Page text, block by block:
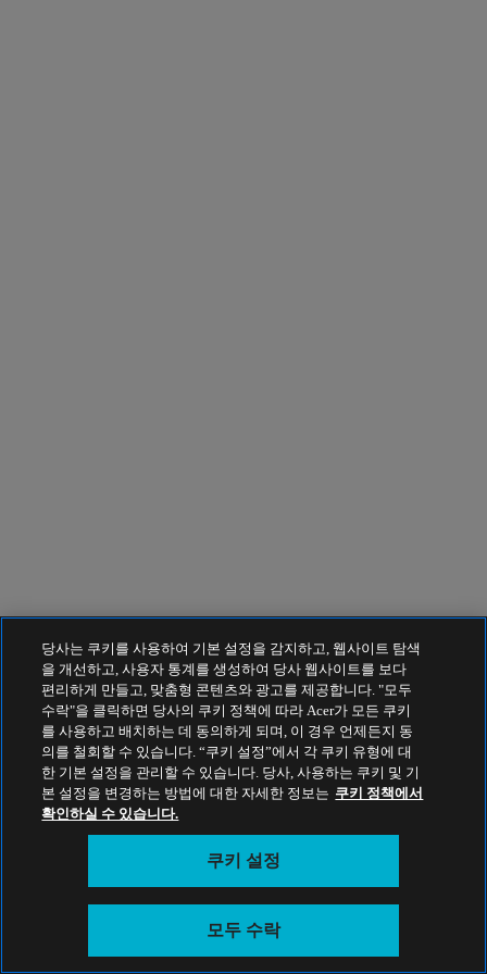
당사는 쿠키를 사용하여 기본 설정을 감지하고, 웹사이트 탐색
을 개선하고, 사용자 통계를 생성하여 당사 웹사이트를 보다
편리하게 만들고, 맞춤형 콘텐츠와 광고를 제공합니다. "모두
수락"을 클릭하면 당사의 쿠키 정책에 따라 Acer가 모든 쿠키
를 사용하고 배치하는 데 동의하게 되며, 이 경우 언제든지 동
의를 철회할 수 있습니다. “쿠키 설정”에서 각 쿠키 유형에 대
한 기본 설정을 관리할 수 있습니다. 당사, 사용하는 쿠키 및 기
본 설정을 변경하는 방법에 대한 자세한 정보는 쿠키 정책에서
확인하실 수 있습니다.
쿠키 설정
모두 수락